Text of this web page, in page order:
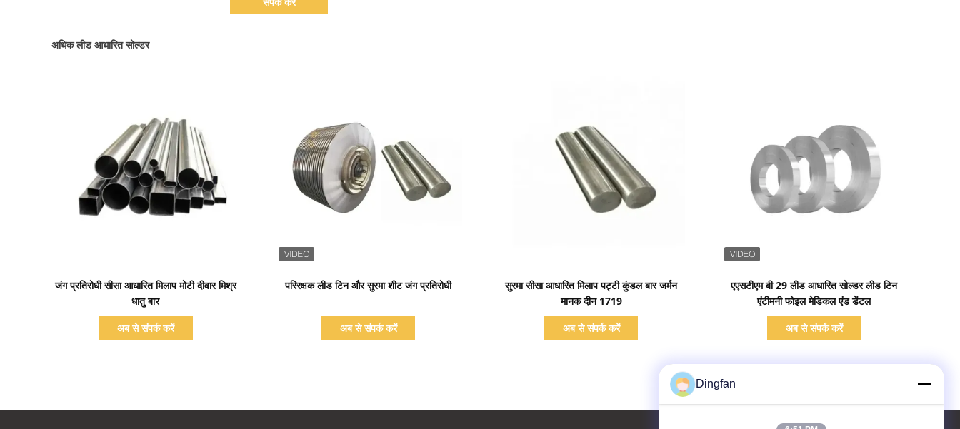
अधिक लीड आधारित सोल्डर
प्रदर्शन का विवरण
जंग प्रतिरोधी सीसा आधारित मिलाप मोटी दीवार मिश्र
धातु बार
अब से संपर्क करें
प्रदर्शन का विवरण
परिरक्षक लीड टिन और सुरमा शीट जंग प्रतिरोधी
अब से संपर्क करें
प्रदर्शन का विवरण
सुरमा सीसा आधारित मिलाप पट्टी कुंडल बार जर्मन
मानक दीन 1719
अब से संपर्क करें
प्रदर्शन का विवरण
एएसटीएम बी 29 लीड आधारित सोल्डर लीड टिन
एंटीमनी फोइल मेडिकल एंड डेंटल
अब से संपर्क करें
Dingfan